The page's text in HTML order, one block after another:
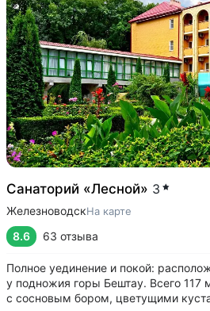
Санаторий «Лесной» 3
ЖелезноводскНа карте
8.6 63 отзыва
Полное уединение и покой:
у подножия горы Бештау. Всего 117
с сосновым бором, цветущими